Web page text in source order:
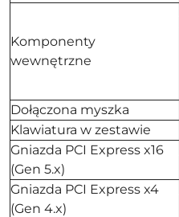
Komponenty
wewnętrzne
Dołączona myszka
Klawiatura w zestawie
Gniazda PCI Express x16
(Gen 5.x)
Gniazda PCI Express x4
(Gen 4.x)